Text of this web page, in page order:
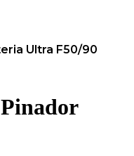
Ultra F50/90